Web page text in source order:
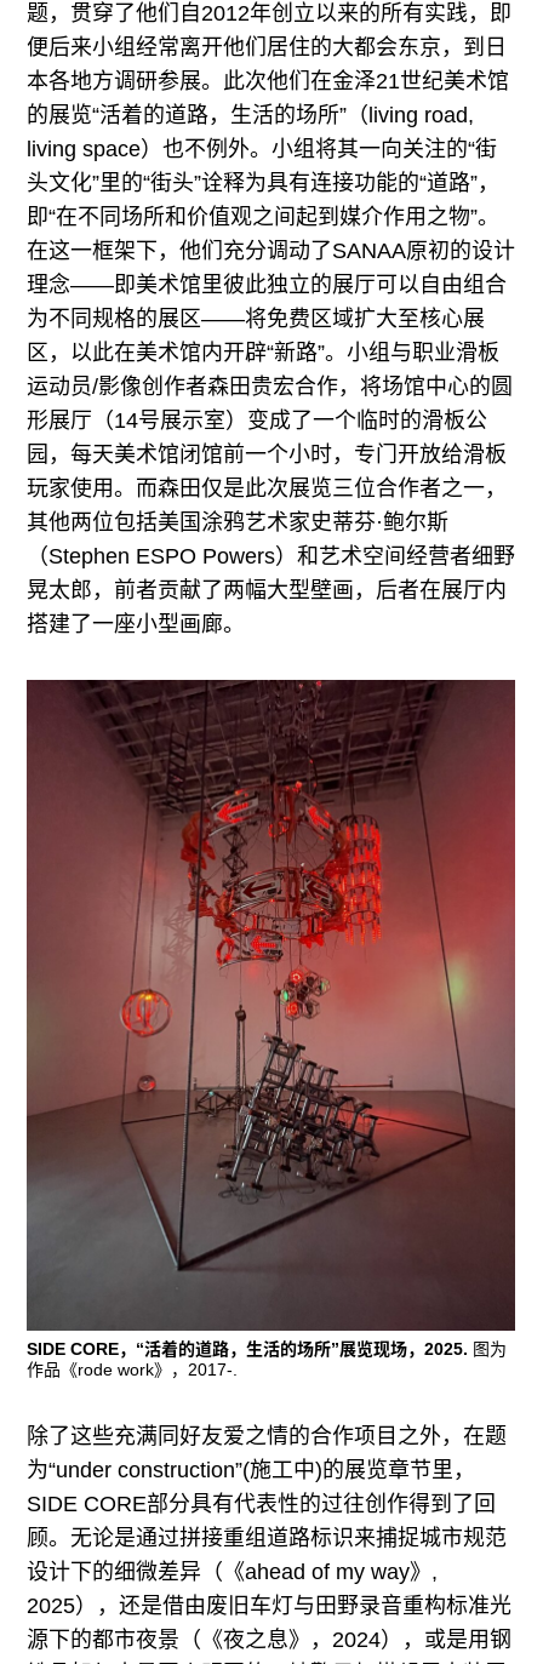
题，贯穿了他们自2012年创立以来的所有实践，即
便后来小组经常离开他们居住的大都会东京，到日
本各地方调研参展。此次他们在金泽21世纪美术馆
的展览“活着的道路，生活的场所”（living road,
living space）也不例外。小组将其一向关注的“街
头文化”里的“街头”诠释为具有连接功能的“道路”，
即“在不同场所和价值观之间起到媒介作用之物”。
在这一框架下，他们充分调动了SANAA原初的设计
理念——即美术馆里彼此独立的展厅可以自由组合
为不同规格的展区——将免费区域扩大至核心展
区，以此在美术馆内开辟“新路”。小组与职业滑板
运动员/影像创作者森田贵宏合作，将场馆中心的圆
形展厅（14号展示室）变成了一个临时的滑板公
园，每天美术馆闭馆前一个小时，专门开放给滑板
玩家使用。而森田仅是此次展览三位合作者之一，
其他两位包括美国涂鸦艺术家史蒂芬·鲍尔斯
（Stephen ESPO Powers）和艺术空间经营者细野
晃太郎，前者贡献了两幅大型壁画，后者在展厅内
搭建了一座小型画廊。
SIDE CORE，“活着的道路，生活的场所”展览现场，2025. 图为
作品《rode work》，2017-.
除了这些充满同好友爱之情的合作项目之外，在题
为“under construction”(施工中)的展览章节里，
SIDE CORE部分具有代表性的过往创作得到了回
顾。无论是通过拼接重组道路标识来捕捉城市规范
设计下的细微差异（《ahead of my way》,
2025），还是借由废旧车灯与田野录音重构标准光
源下的都市夜景（《夜之息》，2024），或是用钢